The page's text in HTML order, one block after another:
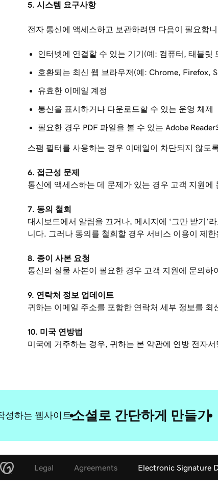
5. 시스템 요구사항
전자 통신에 액세스하고 보관하려면 다음이 필요합니
인터넷에 연결할 수 있는 기기(예: 컴퓨터, 태블릿
호환되는 최신 웹 브라우저(예: Chrome, Firefox,
유효한 이메일 계정
통신을 표시하거나 다운로드할 수 있는 운영 체제
필요한 경우 PDF 파일을 볼 수 있는 Adobe
스팸 필터를 사용하는 경우 이메일이 차단되지 않도
6. 접근성 문제
통신에 액세스하는 데 문제가 있는 경우 고객 지원에
7. 동의 철회
대시보드에서 알림을 끄거나, 메시지에 ‘그만 받기’
니다. 그러나 동의를 철회할 경우 서비스 이용이 제
8. 종이 사본 요청
통신의 실물 사본이 필요한 경우 고객 지원에 문의
9. 연락처 정보 업데이트
귀하는 이메일 주소를 포함한 연락처 세부 정보를
10. 미국 연방법
미국에 거주하는 경우, 귀하는 본 약관에 연방 전자
성하는 웹사이트소셜로 간단하게 만들기
Legal Agreements Electronic Signature